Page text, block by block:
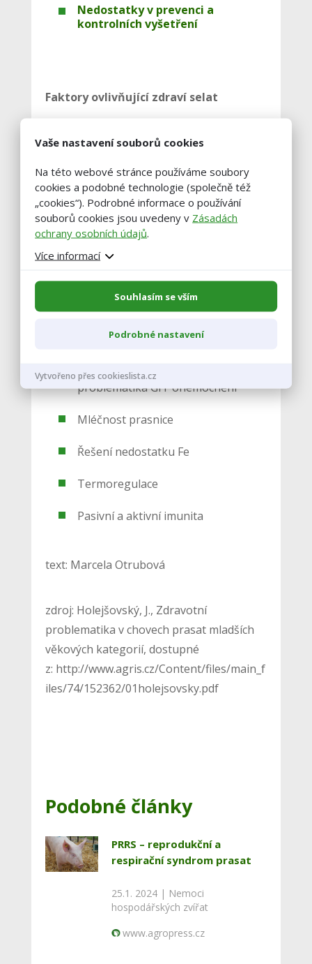
Nedostatky v prevenci a
kontrolních vyšetření
Faktory ovlivňující zdraví selat
Zásadním faktorem je poporodní
800g , optimální hodnota jekolem 1300
-1600g. Počet narozených selat velmi
významně ovlivňuje produkční ukazatel
počet odchovaných selat na prasnici/rok.,
proto by jich mělo být tolik, aby byla plně
využita mléčná lišta prasnice – tj. 14 selat.
Vývoj trávicích enzymů a
problematika GIT onemocnění
Mléčnost prasnice
Řešení nedostatku Fe
Termoregulace
Pasivní a aktivní imunita
text: Marcela Otrubová
zdroj: Holejšovský, J., Zdravotní
problematika v chovech prasat mladších
věkových kategorií, dostupné
z: http://www.agris.cz/Content/files/main_f
iles/74/152362/01holejsovsky.pdf
Podobné články
PRRS – reprodukční a
respirační syndrom prasat
25.1. 2024 | Nemoci
hospodářských zvířat
www.agropress.cz
Vaše nastavení souborů cookies
Na této webové stránce používáme soubory
cookies a podobné technologie (společně též
„cookies“). Podrobné informace o používání
souborů cookies jsou uvedeny v Zásadách
ochrany osobních údajů.
Více informací
Souhlasím se vším
Podrobné nastavení
Vytvořeno přes cookieslista.cz